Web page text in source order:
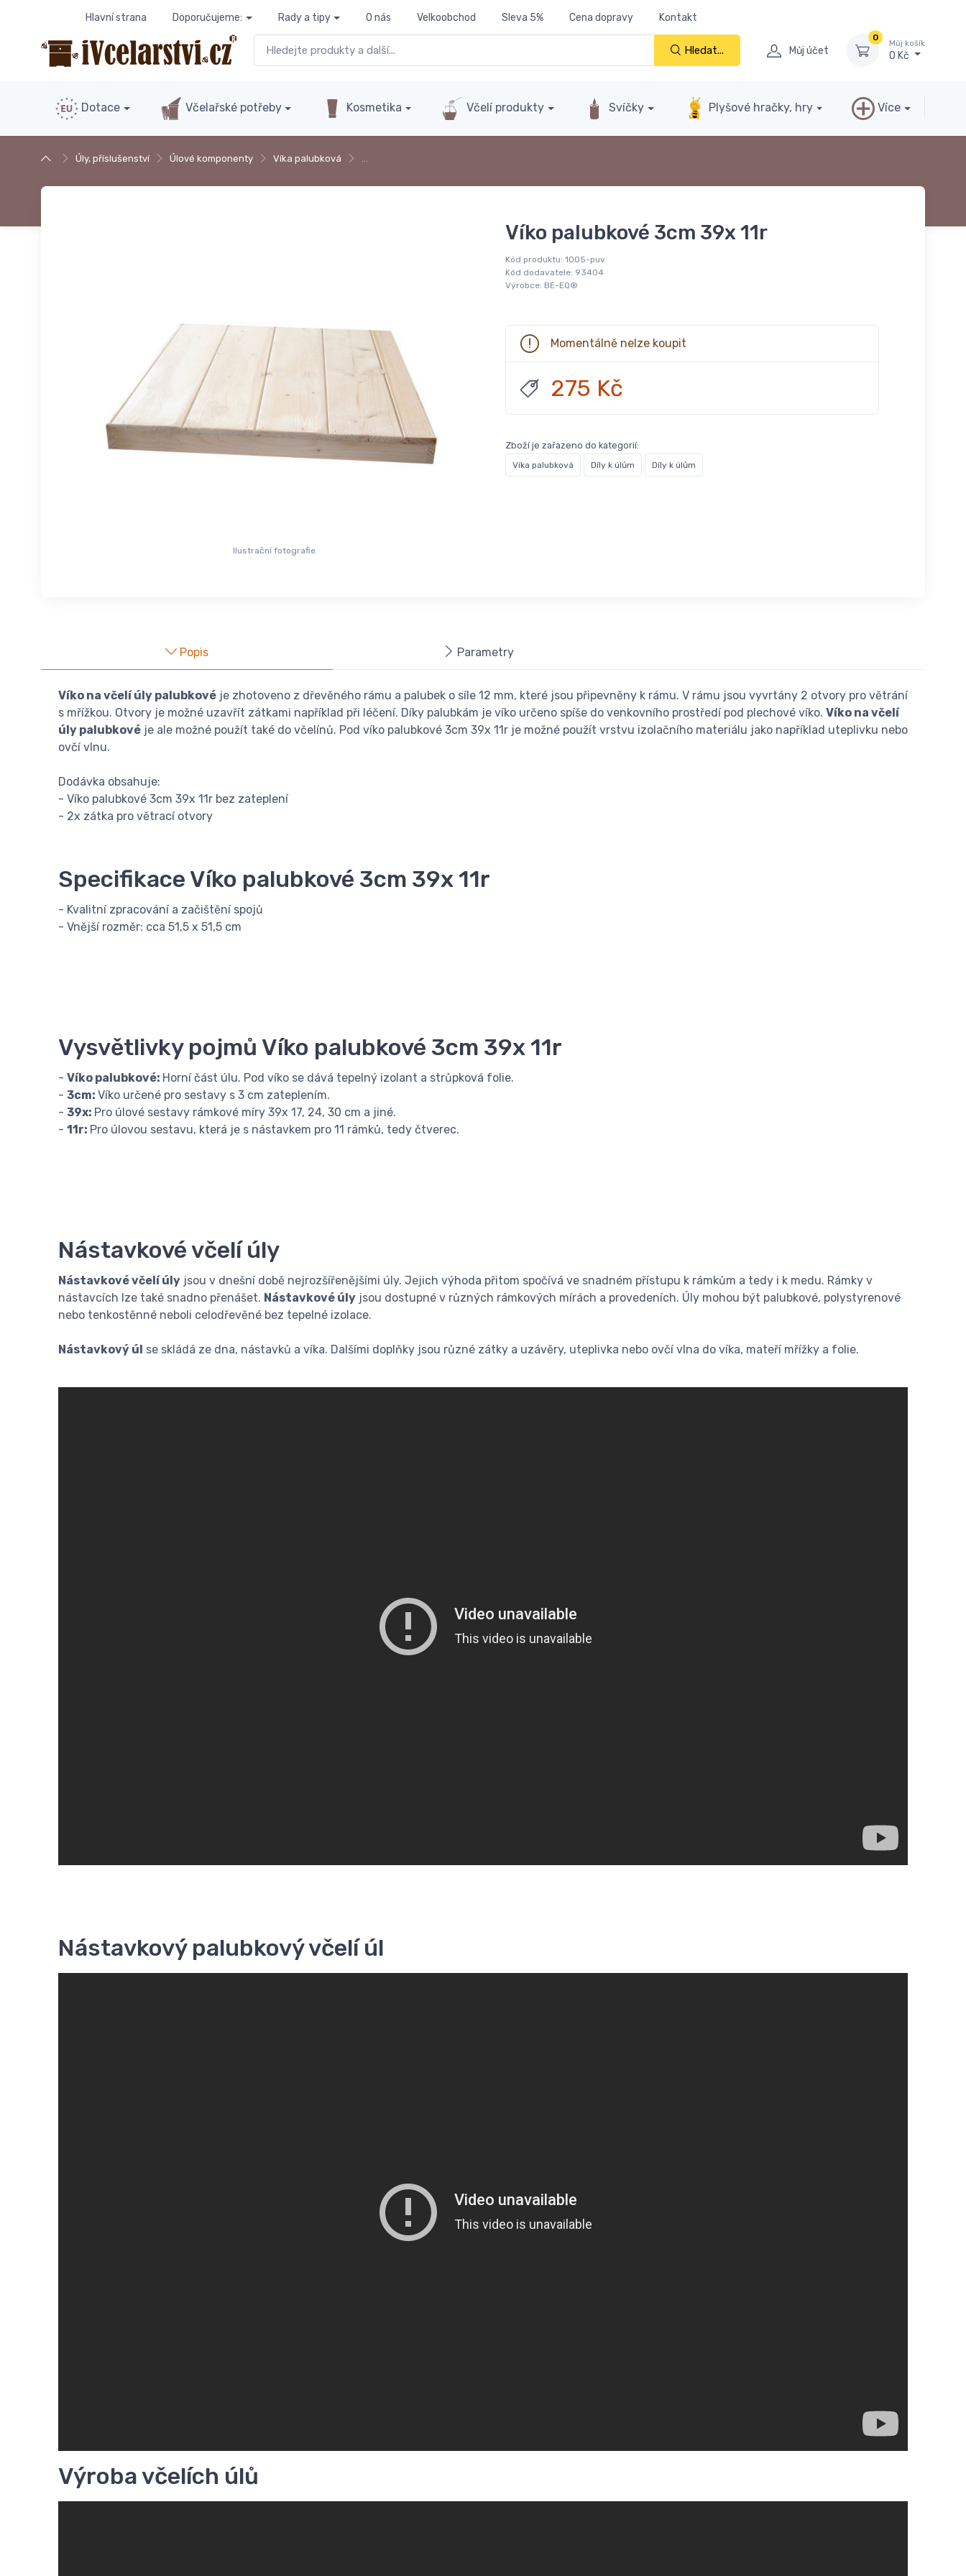
Hlavní strana Doporučujeme: Rady a tipy O nás Velkoobchod Sleva 5% Cena dopravy Kontakt
Hledat... Můj účet
0
Můj košík
0 Kč
Dotace Včelařské potřeby Kosmetika Včelí produkty Svíčky Plyšové hračky, hry Více
Úly, příslušenství Úlové komponenty Víka palubková …
Ilustrační fotografie
Víko palubkové 3cm 39x 11r
Kód produktu: 1005-puv
Kód dodavatele: 93404
Výrobce: BE-EQ®
Momentálně nelze koupit
275 Kč
Zboží je zařazeno do kategorií:
Víka palubková Díly k úlům Díly k úlům
Popis Parametry
Víko na včelí úly palubkové je zhotoveno z dřevěného rámu a palubek o síle 12 mm, které jsou připevněny k rámu. V rámu jsou vyvrtány 2 otvory pro větrání
s mřížkou. Otvory je možné uzavřít zátkami například při léčení. Díky palubkám je víko určeno spíše do venkovního prostředí pod plechové víko. Víko na včelí
úly palubkové je ale možné použít také do včelínů. Pod víko palubkové 3cm 39x 11r je možné použít vrstvu izolačního materiálu jako například uteplivku nebo
ovčí vlnu.
Dodávka obsahuje:
- Víko palubkové 3cm 39x 11r bez zateplení
- 2x zátka pro větrací otvory
Specifikace Víko palubkové 3cm 39x 11r
- Kvalitní zpracování a začištění spojů
- Vnější rozměr: cca 51,5 x 51,5 cm
Vysvětlivky pojmů Víko palubkové 3cm 39x 11r
- Víko palubkové: Horní část úlu. Pod víko se dává tepelný izolant a strůpková folie.
- 3cm: Víko určené pro sestavy s 3 cm zateplením.
- 39x: Pro úlové sestavy rámkové míry 39x 17, 24, 30 cm a jiné.
- 11r: Pro úlovou sestavu, která je s nástavkem pro 11 rámků, tedy čtverec.
Nástavkové včelí úly
Nástavkové včelí úly jsou v dnešní době nejrozšířenějšími úly. Jejich výhoda přitom spočívá ve snadném přístupu k rámkům a tedy i k medu. Rámky v
nástavcích lze také snadno přenášet. Nástavkové úly jsou dostupné v různých rámkových mírách a provedeních. Úly mohou být palubkové, polystyrenové
nebo tenkostěnné neboli celodřevěné bez tepelné izolace.
Nástavkový úl se skládá ze dna, nástavků a víka. Dalšími doplňky jsou různé zátky a uzávěry, uteplivka nebo ovčí vlna do víka, mateří mřížky a folie.
Nástavkový palubkový včelí úl
Výroba včelích úlů